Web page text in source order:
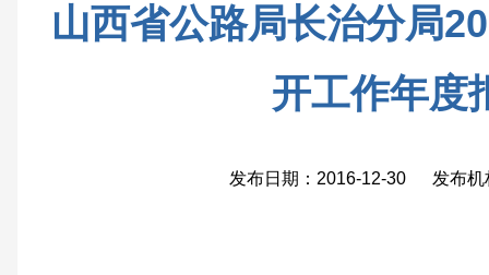
山西省公路局长治分局
开工作年度
发布日期：2016-12-30 发布机